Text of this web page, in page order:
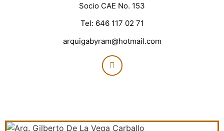
Socio CAE No. 153
Tel: 646 117 02 71
arquigabyram@hotmail.com